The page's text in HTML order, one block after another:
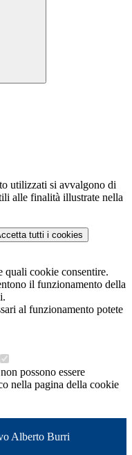
utilizzati si avvalgono di
alle finalità illustrate nella
tutti i cookies
quali cookie consentire.
il funzionamento della
al funzionamento potete
possono essere
nella pagina della cookie
Alberto Burri